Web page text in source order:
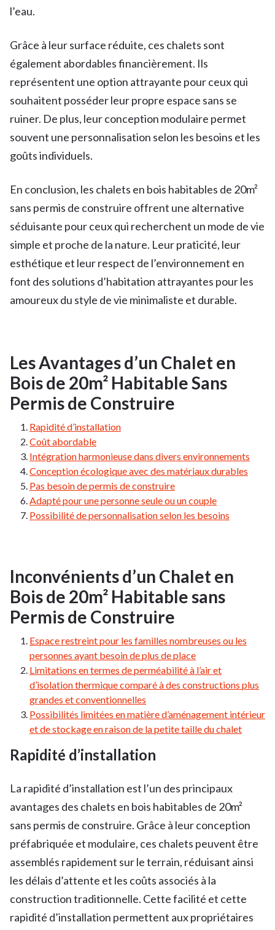
l’eau.
Grâce à leur surface réduite, ces chalets sont
également abordables financièrement. Ils
représentent une option attrayante pour ceux qui
souhaitent posséder leur propre espace sans se
ruiner. De plus, leur conception modulaire permet
souvent une personnalisation selon les besoins et les
goûts individuels.
En conclusion, les chalets en bois habitables de 20m²
sans permis de construire offrent une alternative
séduisante pour ceux qui recherchent un mode de vie
simple et proche de la nature. Leur praticité, leur
esthétique et leur respect de l’environnement en
font des solutions d’habitation attrayantes pour les
amoureux du style de vie minimaliste et durable.
Les Avantages d’un Chalet en
Bois de 20m² Habitable Sans
Permis de Construire
Rapidité d’installation
Coût abordable
Intégration harmonieuse dans divers environnements
Conception écologique avec des matériaux durables
Pas besoin de permis de construire
Adapté pour une personne seule ou un couple
Possibilité de personnalisation selon les besoins
Inconvénients d’un Chalet en
Bois de 20m² Habitable sans
Permis de Construire
Espace restreint pour les familles nombreuses ou les
personnes ayant besoin de plus de place
Limitations en termes de perméabilité à l’air et
d’isolation thermique comparé à des constructions plus
grandes et conventionnelles
Possibilités limitées en matière d’aménagement intérieur
et de stockage en raison de la petite taille du chalet
Rapidité d’installation
La rapidité d’installation est l’un des principaux
avantages des chalets en bois habitables de 20m²
sans permis de construire. Grâce à leur conception
préfabriquée et modulaire, ces chalets peuvent être
assemblés rapidement sur le terrain, réduisant ainsi
les délais d’attente et les coûts associés à la
construction traditionnelle. Cette facilité et cette
rapidité d’installation permettent aux propriétaires